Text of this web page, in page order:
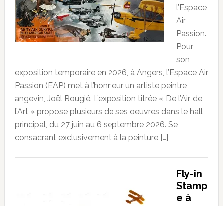
l’Espace
Air
Passion.
Pour
son
exposition temporaire en 2026, à Angers, l’Espace Air
Passion (EAP) met à l’honneur un artiste peintre
angevin, Joël Rougié. L’exposition titrée « De l’Air, de
l’Art » propose plusieurs de ses oeuvres dans le hall
principal, du 27 juin au 6 septembre 2026. Se
consacrant exclusivement à la peinture […]
Fly-in
Stamp
e à